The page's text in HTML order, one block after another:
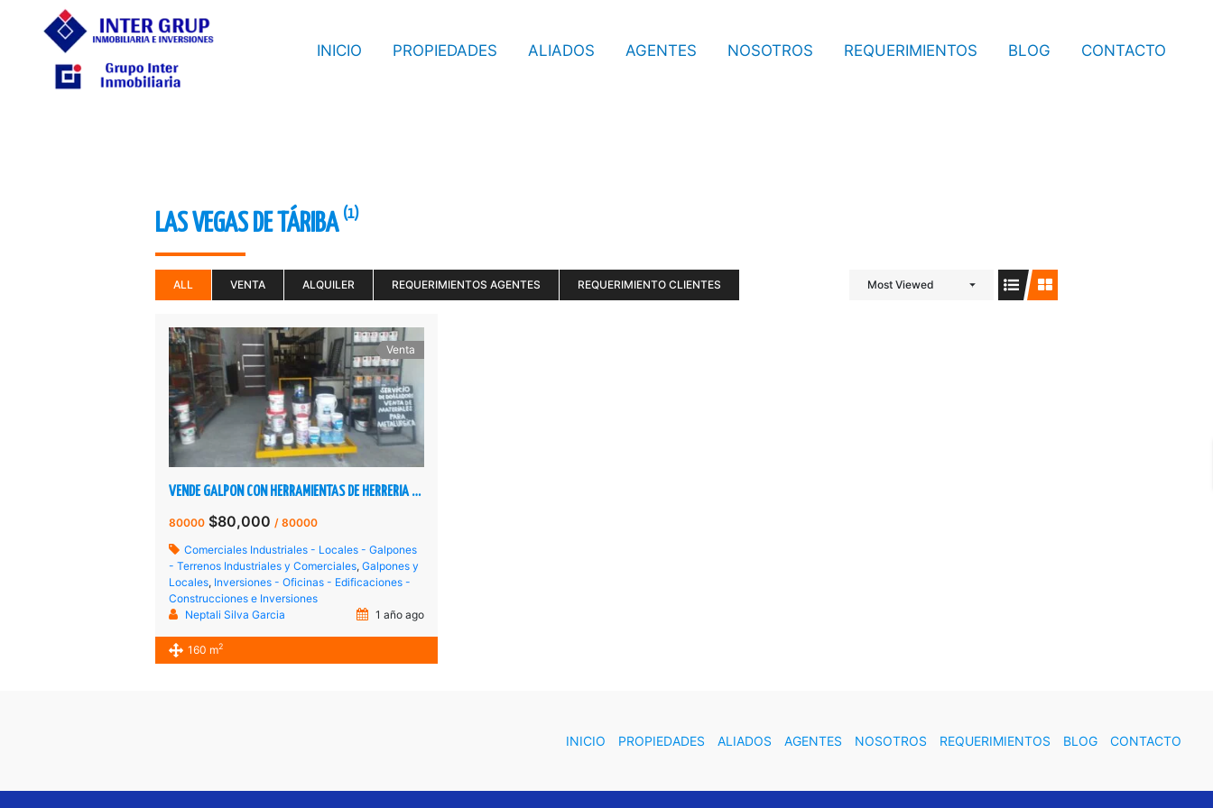
contenido
INICIO PROPIEDADES ALIADOS AGENTES NOSOTROS REQUERIMIENTOS BLOG CONTACTO
LAS VEGAS DE TÁRIBA (1)
ALL VENTA ALQUILER REQUERIMIENTOS AGENTES REQUERIMIENTO CLIENTES Most Viewed
Venta
VENDE GALPON CON HERRAMIENTAS DE HERRERIA Y FERRETERIA EN LAS VEGAS DE TÁRIBA
80000 $80,000 / 80000
Comerciales Industriales - Locales - Galpones
- Terrenos Industriales y Comerciales, Galpones y
Locales, Inversiones - Oficinas - Edificaciones -
Construcciones e Inversiones
Neptali Silva Garcia
1 año ago
160 m2
INICIO PROPIEDADES ALIADOS AGENTES NOSOTROS REQUERIMIENTOS BLOG CONTACTO